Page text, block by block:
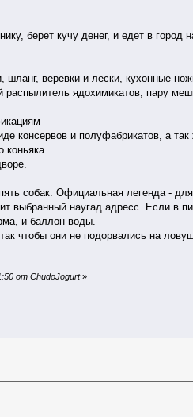
берет кучу денег, и едет в город
веревки и лески, кухонные
ядохимикатов, пару
консервов и полуфабрикатов, а
коньяка
собак. Официальная легенда -
выбранный наугад адресс. Если в
и баллон воды.
чтобы они не подорвались на
от ChudoJogurt»